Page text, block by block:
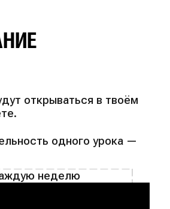
открываться в твоём
одного урока —
неделю